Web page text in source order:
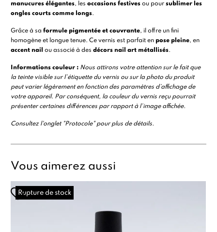
manucures élégantes, lesoccasions festives ou poursublimer les
ongles courts comme longs.
Grâce à saformule pigmentée et couvrante, il offre un fini
homogène et longue tenue. Ce vernis est parfait en pose pleine, en
accent nail
ou associé à desdécors nail art métallisés.
Informations couleur : Nous attirons votre attention sur le fait que
la teinte visible sur l’étiquette du vernis ou sur la photo du produit
peut varier légèrement en fonction des paramètres d’affichage de
votre appareil. Par conséquent, la couleur du vernis reçu pourrait
présenter certaines différences par rapport à l’image affichée.
Consultez l'onglet "Protocole" pour plus de détails.
Vous aimerez aussi
Rupture de stock